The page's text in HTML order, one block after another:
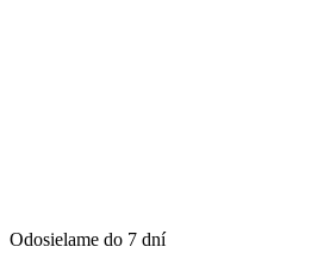
Odosielame do 7 dní